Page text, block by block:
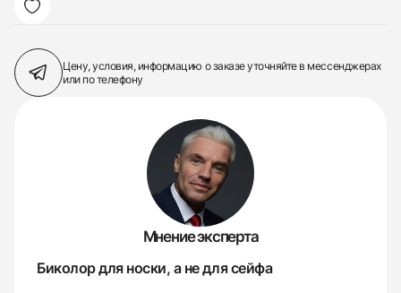
Цену, условия, информацию о заказеуточняйте в мессенджерах
или по телефону
Мнение эксперта
Биколор для носки, а не для сейфа